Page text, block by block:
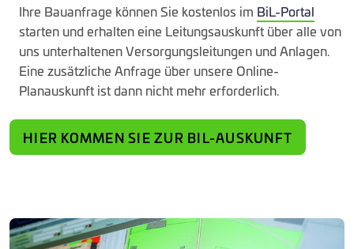
Ihre Bauanfrage können Sie kostenlos im BiL-Portal
starten und erhalten eine Leitungsauskunft über alle von
uns unterhaltenen Versorgungsleitungen und Anlagen.
Eine zusätzliche Anfrage über unsere Online-
Planauskunft ist dann nicht mehr erforderlich.
HIER KOMMEN SIE ZUR BIL-AUSKUNFT